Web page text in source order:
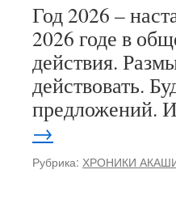
Год 2026 –
2026 годе в
действия.
действовать.
предложений.
→
Рубрика: ХРОНИКИ